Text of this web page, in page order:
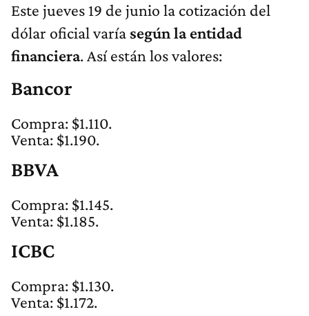
Este jueves 19 de junio la cotización del
dólar oficial varía según la entidad
financiera. Así están los valores:
Bancor
Compra: $1.110.
Venta: $1.190.
BBVA
Compra: $1.145.
Venta: $1.185.
ICBC
Compra: $1.130.
Venta: $1.172.